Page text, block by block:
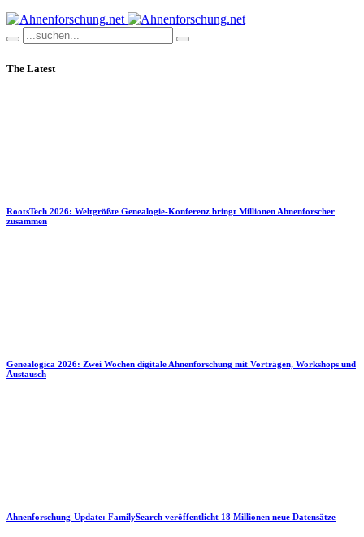
The Latest
RootsTech 2026: Weltgrößte Genealogie-Konferenz bringt Millionen Ahnenforscher
zusammen
Genealogica 2026: Zwei Wochen digitale Ahnenforschung mit Vorträgen, Workshops und
Austausch
Ahnenforschung-Update: FamilySearch veröffentlicht 18 Millionen neue Datensätze